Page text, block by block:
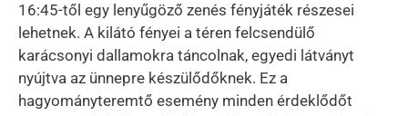
16:45-től egy lenyűgöző zenés fényjáték részesei
lehetnek. A kilátó fényei a téren felcsendülő
karácsonyi dallamokra táncolnak, egyedi látványt
nyújtva az ünnepre készülődőknek. Ez a
hagyományteremtő esemény minden érdeklődőt